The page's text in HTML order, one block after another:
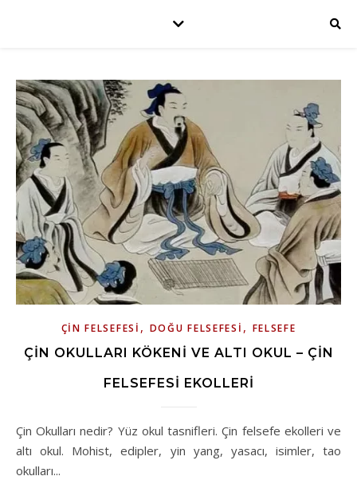
ÇIN FELSEFESI , DOĞU FELSEFESI , FELSEFE
ÇIN OKULLARI KÖKENI VE ALTI OKUL – ÇIN
FELSEFESI EKOLLERI
Çin Okulları nedir? Yüz okul tasnifleri. Çin felsefe ekolleri ve
altı okul. Mohist, edipler, yin yang, yasacı, isimler, tao
okulları...